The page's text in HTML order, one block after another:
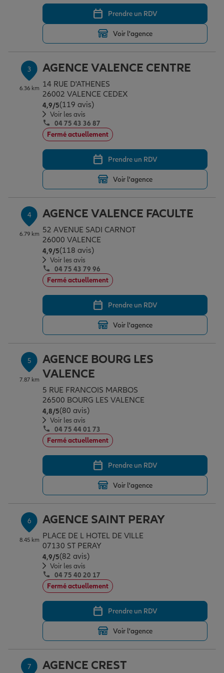
Garantie des accidents de la vie
Assurance scolaire
Protection juridique
Retraite
Tous nos devis d'assurance
Prendre un RDV
Voir l'agence
3
6.36 km
AGENCE VALENCE CENTRE
14 RUE D'ATHENES
26002 VALENCE CEDEX
4,9/5Note de 4.9 sur 5
(119 avis)
Voir les avis
04 75 43 36 87
Fermé actuellement
Prendre un RDV
Voir l'agence
4
6.79 km
AGENCE VALENCE FACULTE
52 AVENUE SADI CARNOT
26000 VALENCE
4,9/5Note de 4.9 sur 5
(118 avis)
Voir les avis
04 75 43 79 96
Fermé actuellement
Prendre un RDV
Voir l'agence
5
7.87 km
AGENCE BOURG LES
VALENCE
5 RUE FRANCOIS MARBOS
26500 BOURG LES VALENCE
4,8/5Note de 4.8 sur 5
(80 avis)
Voir les avis
04 75 44 01 73
Fermé actuellement
Prendre un RDV
Voir l'agence
6
8.45 km
AGENCE SAINT PERAY
PLACE DE L HOTEL DE VILLE
07130 ST PERAY
4,9/5Note de 4.9 sur 5
(82 avis)
Voir les avis
04 75 40 20 17
Fermé actuellement
Prendre un RDV
Voir l'agence
7 AGENCE CREST